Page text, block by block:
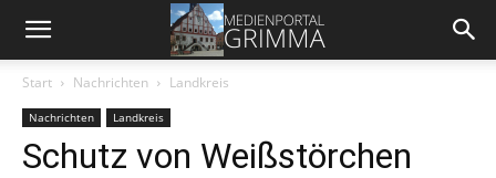
Start Nachrichten Landkreis
Nachrichten Landkreis
Schutz von Weißstörchen